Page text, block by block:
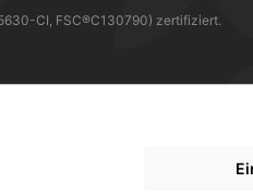
CI, FSC®C130790) zertifiziert.
WIR LIEFERN DIR DEINE